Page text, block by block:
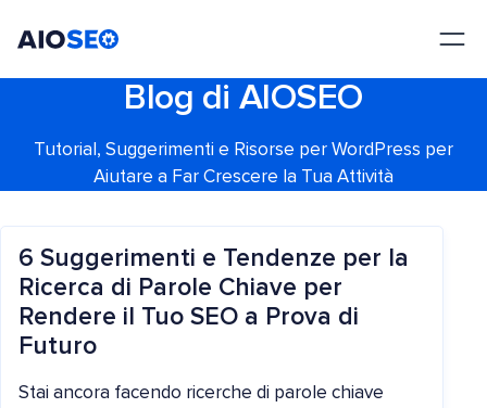
Blog di AIOSEO
Tutorial, Suggerimenti e Risorse per WordPress per
Aiutare a Far Crescere la Tua Attività
6 Suggerimenti e Tendenze per la
Ricerca di Parole Chiave per
Rendere il Tuo SEO a Prova di
Futuro
Stai ancora facendo ricerche di parole chiave